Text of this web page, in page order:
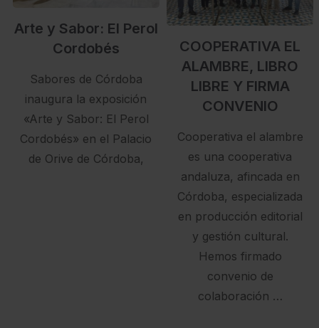
Arte y Sabor: El Perol
Cordobés
Sabores de Córdoba
inaugura la exposición
«Arte y Sabor: El Perol
Cordobés» en el Palacio
de Orive de Córdoba,
COOPERATIVA EL
ALAMBRE, LIBRO
LIBRE Y FIRMA
CONVENIO
Cooperativa el alambre
es una cooperativa
andaluza, afincada en
Córdoba, especializada
en producción editorial
y gestión cultural.
Hemos firmado
convenio de
colaboración …